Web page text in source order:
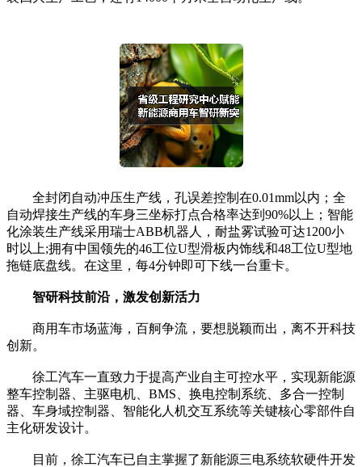
全封闭自动冲压生产线，孔误差控制在0.01mm以内；全
自动焊接生产线的车身三坐标打点合格率达到90%以上；智能
化涂装生产线采用瑞士ABB机器人，耐盐雾试验可达1200小
时以上;拥有中国领先的46工位U型滑板内饰线和48工位U型地
拖链底盘线。在这里，每4分钟即可下线一台重卡。
智研科技前沿，激发创新活力
商用车市场蓝海，百舸争流，要想脱颖而出，离不开科技
创新。
徐工汽车一直致力于提高产业自主可控水平，实现新能源
整车控制器、主驱电机、BMS、换电控制系统、多合一控制
器、车身域控制器、智能化人机交互系统等关键核心零部件自
主化研发设计。
目前，徐工汽车已自主掌握了新能源三电系统软硬件开发